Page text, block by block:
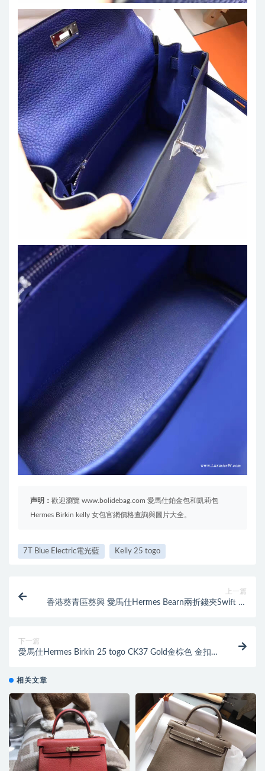
声明： 歡迎瀏覽 www.bolidebag.com 愛馬仕鉑金包和凱莉包
Hermes Birkin kelly 女包官網價格查詢與圖片大全。
7T Blue Electric電光藍 Kelly 25 togo
上一篇
香港葵青區葵興 愛馬仕Hermes Bearn兩折錢夾Swift 寶
下一篇
愛馬仕Hermes Birkin 25 togo CK37 Gold金棕色 金扣
相关文章